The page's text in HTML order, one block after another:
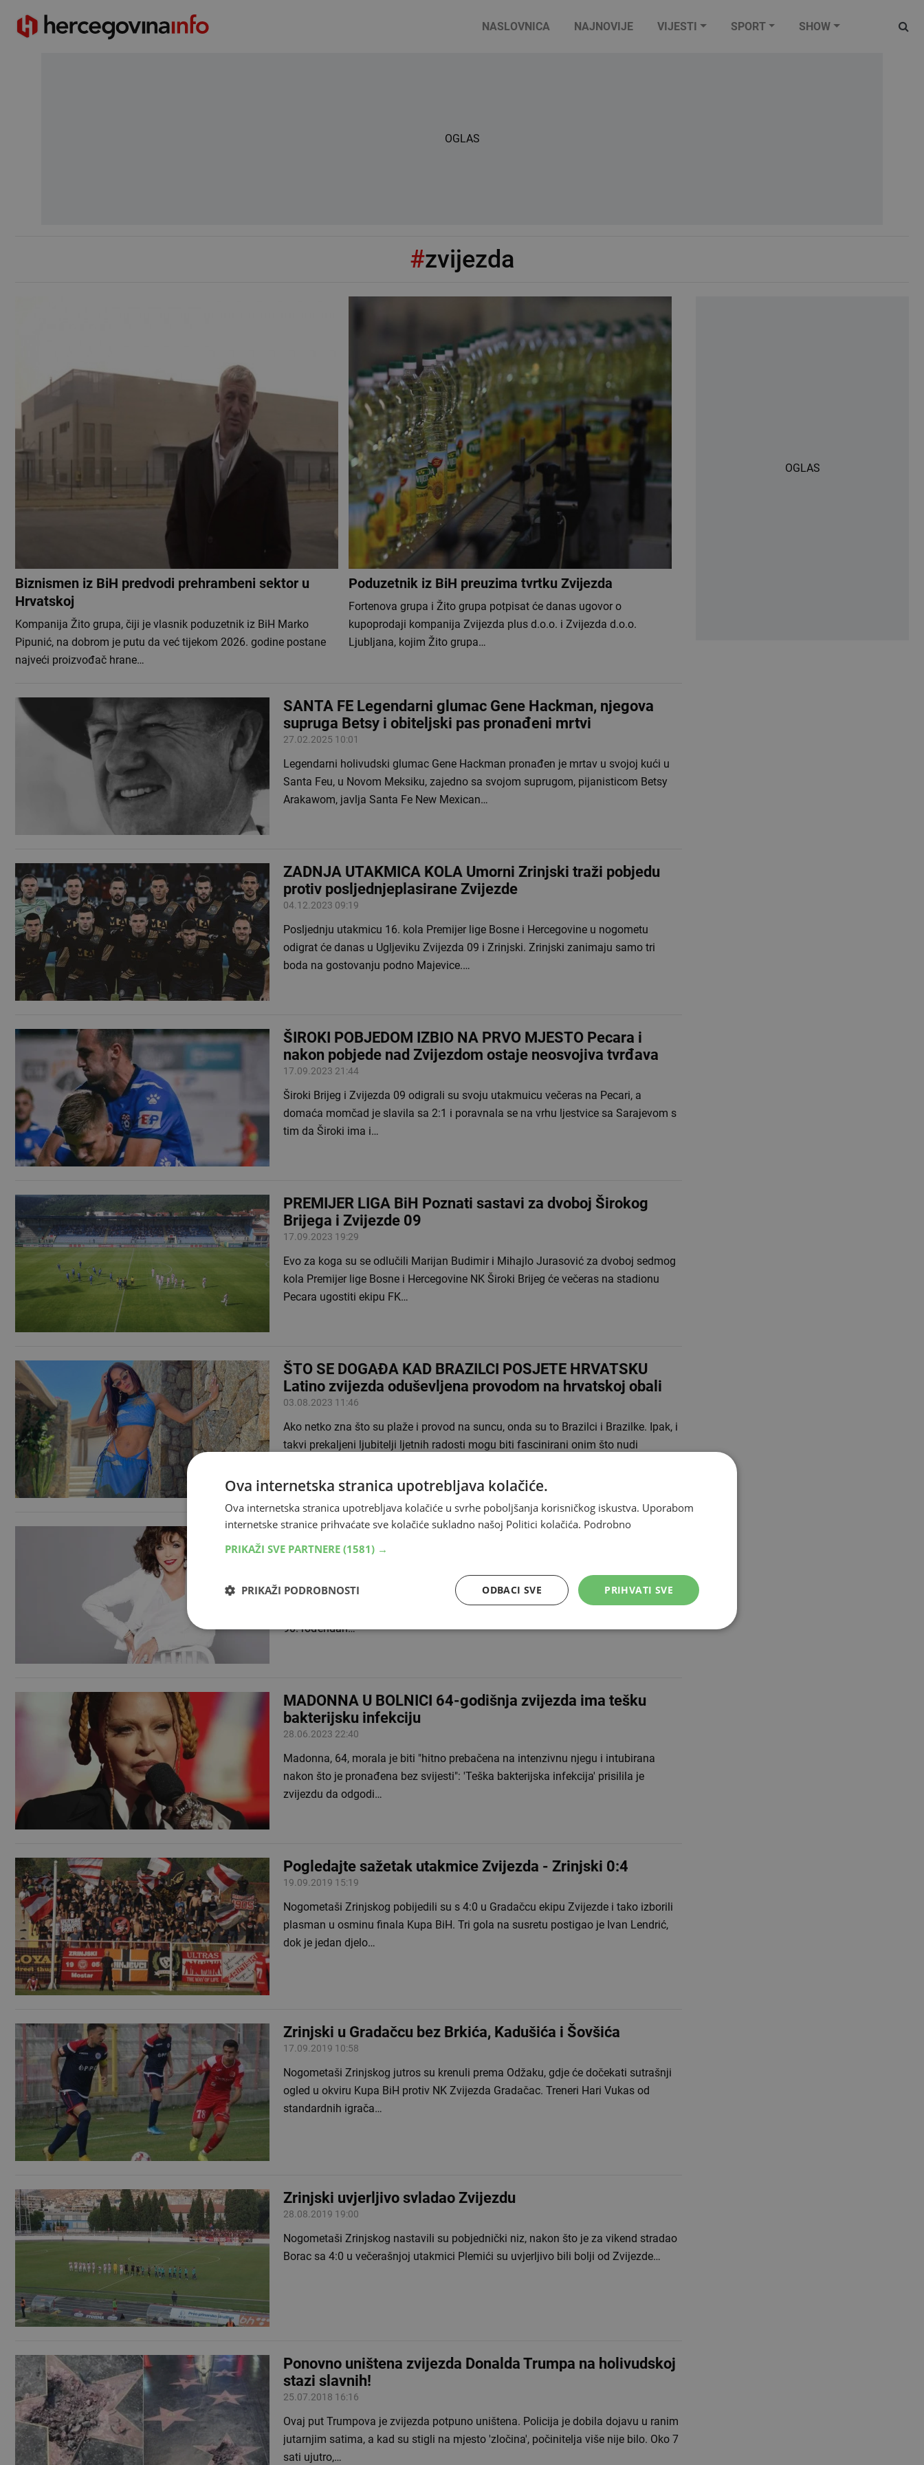
NASLOVNICA NAJNOVIJE VIJESTI SPORT SHOW
OGLAS
#zvijezda
Biznismen iz BiH predvodi prehrambeni sektor u
Hrvatskoj
Kompanija Žito grupa, čiji je vlasnik poduzetnik iz BiH Marko
Pipunić, na dobrom je putu da već tijekom 2026. godine postane
najveći proizvođač hrane…
Poduzetnik iz BiH preuzima tvrtku Zvijezda
Fortenova grupa i Žito grupa potpisat će danas ugovor o
kupoprodaji kompanija Zvijezda plus d.o.o. i Zvijezda d.o.o.
Ljubljana, kojim Žito grupa…
SANTA FE Legendarni glumac Gene Hackman, njegova
supruga Betsy i obiteljski pas pronađeni mrtvi
27.02.2025 10:01
Legendarni holivudski glumac Gene Hackman pronađen je mrtav u svojoj kući u
Santa Feu, u Novom Meksiku, zajedno sa svojom suprugom, pijanisticom Betsy
Arakawom, javlja Santa Fe New Mexican…
ZADNJA UTAKMICA KOLA Umorni Zrinjski traži pobjedu
protiv posljednjeplasirane Zvijezde
04.12.2023 09:19
Posljednju utakmicu 16. kola Premijer lige Bosne i Hercegovine u nogometu
odigrat će danas u Ugljeviku Zvijezda 09 i Zrinjski. Zrinjski zanimaju samo tri
boda na gostovanju podno Majevice.…
ŠIROKI POBJEDOM IZBIO NA PRVO MJESTO Pecara i
nakon pobjede nad Zvijezdom ostaje neosvojiva tvrđava
17.09.2023 21:44
Široki Brijeg i Zvijezda 09 odigrali su svoju utakmuicu večeras na Pecari, a
domaća momčad je slavila sa 2:1 i poravnala se na vrhu ljestvice sa Sarajevom s
tim da Široki ima i…
PREMIJER LIGA BiH Poznati sastavi za dvoboj Širokog
Brijega i Zvijezde 09
17.09.2023 19:29
Evo za koga su se odlučili Marijan Budimir i Mihajlo Jurasović za dvoboj sedmog
kola Premijer lige Bosne i Hercegovine NK Široki Brijeg će večeras na stadionu
Pecara ugostiti ekipu FK…
ŠTO SE DOGAĐA KAD BRAZILCI POSJETE HRVATSKU
Latino zvijezda oduševljena provodom na hrvatskoj obali
03.08.2023 11:46
Ako netko zna što su plaže i provod na suncu, onda su to Brazilci i Brazilke. Ipak, i
takvi prekaljeni ljubitelji ljetnih radosti mogu biti fascinirani onim što nudi
NE POMIŠLJA NA MIROVINU Joan Collins u 90. godini
života želi glumiti popularnu Amerikanku
Joan Collins, glumica koja je najpoznatija kao osvetnički raspoložena poslovna
90. rođendan…
MADONNA U BOLNICI 64-godišnja zvijezda ima tešku
bakterijsku infekciju
28.06.2023 22:40
Madonna, 64, morala je biti "hitno prebačena na intenzivnu njegu i intubirana
nakon što je pronađena bez svijesti": 'Teška bakterijska infekcija' prisilila je
zvijezdu da odgodi…
Pogledajte sažetak utakmice Zvijezda - Zrinjski 0:4
19.09.2019 15:19
Nogometaši Zrinjskog pobijedili su s 4:0 u Gradačcu ekipu Zvijezde i tako izborili
plasman u osminu finala Kupa BiH. Tri gola na susretu postigao je Ivan Lendrić,
dok je jedan djelo…
Zrinjski u Gradačcu bez Brkića, Kadušića i Šovšića
17.09.2019 10:58
Nogometaši Zrinjskog jutros su krenuli prema Odžaku, gdje će dočekati sutrašnji
ogled u okviru Kupa BiH protiv NK Zvijezda Gradačac. Treneri Hari Vukas od
standardnih igrača…
Zrinjski uvjerljivo svladao Zvijezdu
28.08.2019 19:00
Nogometaši Zrinjskog nastavili su pobjednički niz, nakon što je za vikend stradao
Borac sa 4:0 u večerašnjoj utakmici Plemići su uvjerljivo bili bolji od Zvijezde…
Ponovno uništena zvijezda Donalda Trumpa na holivudskoj
stazi slavnih!
25.07.2018 16:16
Ovaj put Trumpova je zvijezda potpuno uništena. Policija je dobila dojavu u ranim
jutarnjim satima, a kad su stigli na mjesto 'zločina', počinitelja više nije bilo. Oko 7
sati ujutro,…
OGLAS
Ova internetska stranica upotrebljava kolačiće.
Ova internetska stranica upotrebljava kolačiće u svrhe poboljšanja korisničkog iskustva. Uporabom
internetske stranice prihvaćate sve kolačiće sukladno našoj Politici kolačića. Podrobno
PRIKAŽI SVE PARTNERE (1581) →
PRIHVATI SVE
ODBACI SVE
PRIKAŽI PODROBNOSTI